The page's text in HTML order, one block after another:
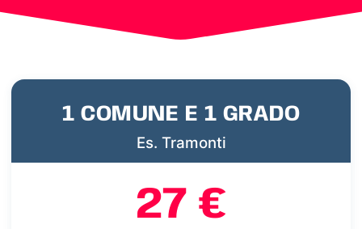
1 COMUNE E 1 GRADO
Es. Tramonti
27 €